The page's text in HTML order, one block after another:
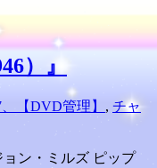
）』
、【DVD管理】 , チャ
ョン・ミルズ ピップ